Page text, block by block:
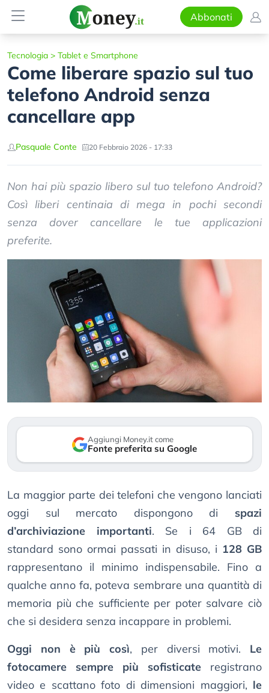
Abbonati
Tecnologia > Tablet e Smartphone
Come liberare spazio sul tuo
telefono Android senza
cancellare app
Pasquale Conte 20 Febbraio 2026 - 17:33
Non hai più spazio libero sul tuo telefono Android?
Così liberi centinaia di mega in pochi secondi
senza dover cancellare le tue applicazioni
preferite.
Aggiungi Money.it come
Fonte preferita su Google
La maggior parte dei telefoni che vengono lanciati
oggi sul mercato dispongono di spazi
d’archiviazione importanti. Se i 64 GB di
standard sono ormai passati in disuso, i 128 GB
rappresentano il minimo indispensabile. Fino a
qualche anno fa, poteva sembrare una quantità di
memoria più che sufficiente per poter salvare ciò
che si desidera senza incappare in problemi.
Oggi non è più così, per diversi motivi. Le
fotocamere sempre più sofisticate registrano
video e scattano foto di dimensioni maggiori, le